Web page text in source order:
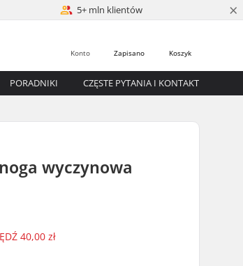
5+ mln klientów ×
Koszyk
Zapisano
Konto
PORADNIKI CZĘSTE PYTANIA I KONTAKT
wyczynowa
40,00 zł